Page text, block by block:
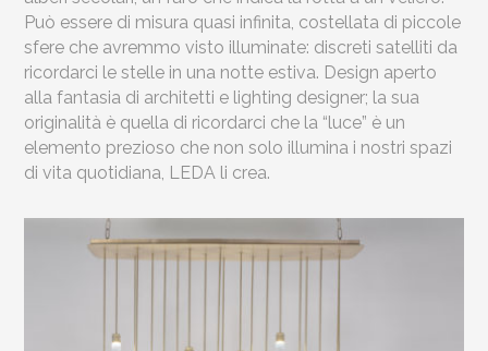
Può essere di misura quasi infinita, costellata di piccole
sfere che avremmo visto illuminate: discreti satelliti da
ricordarci le stelle in una notte estiva. Design aperto
alla fantasia di architetti e lighting designer; la sua
originalità è quella di ricordarci che la “luce” è un
elemento prezioso che non solo illumina i nostri spazi
di vita quotidiana, LEDA li crea.